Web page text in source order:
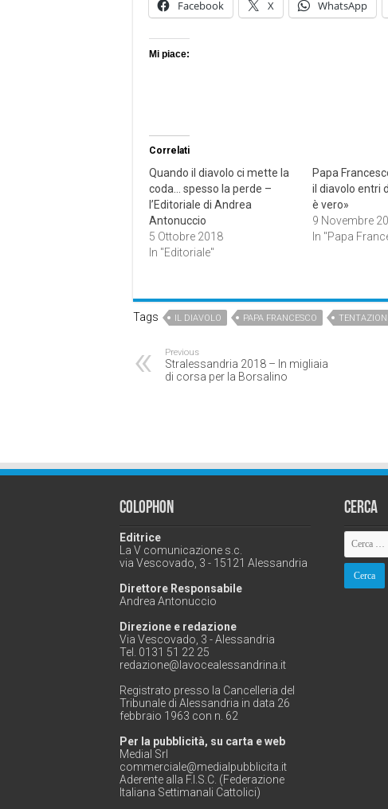
Facebook X WhatsApp
Mi piace:
Correlati
Quando il diavolo ci mette la
coda… spesso la perde –
l’Editoriale di Andrea
Antonuccio
5 Ottobre 2018
In "Editoriale"
Papa
il diavolo entri
è vero»
9 Novembre
In "Papa
Tags IL DIAVOLO PAPA FRANCESCO TENTAZIONI
Previous
Stralessandria 2018 – In migliaia
di corsa per la Borsalino
Colophon
Editrice
La V comunicazione s.c.
via Vescovado, 3 - 15121 Alessandria
Direttore Responsabile
Andrea Antonuccio
Direzione e redazione
Via Vescovado, 3 - Alessandria
Tel. 0131 51 22 25
redazione@lavocealessandrina.it
Registrato presso la Cancelleria del
Tribunale di Alessandria in data 26
febbraio 1963 con n. 62
Per la pubblicità, su carta e web
Medial Srl
commerciale@medialpubblicita.it
Aderente alla F.I.S.C. (Federazione
Italiana Settimanali Cattolici)
Cerca